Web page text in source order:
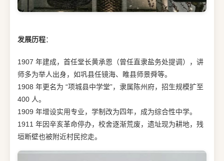
发展历程：
1907 年建成，首任堂长黄承恩（曾任直隶盐务处提调），讲
师多为举人出身，如巩县任镜海、睢县师景舜等。
1908 年更名为 “项城县中学堂”，隶属陈州府，招生规模扩至
400 人。
1909 年增设实用专业，学制改为四年，成为综合性中学。
1911 年因辛亥革命停办，校舍逐渐荒废，遗址现为耕地，残
垣断壁也被附近村民挖走。